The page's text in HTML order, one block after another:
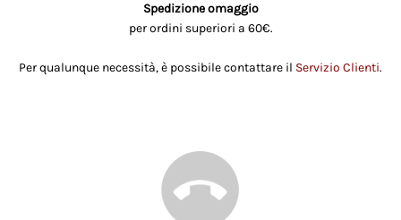
Spedizione omaggio
per ordini superiori a 60€.
Per qualunque necessità, è possibile contattare il Servizio Clienti.